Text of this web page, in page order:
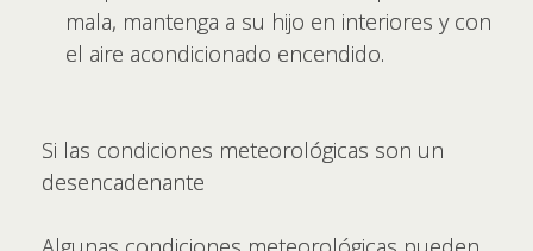
mala, mantenga a su hijo en interiores y con
el aire acondicionado encendido.
Si las condiciones meteorológicas son un
desencadenante